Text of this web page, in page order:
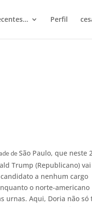
Perfil
deSão Paulo, que neste
Trump (Republicano) vai
a nenhum cargo
o norte-americano
urnas. Aqui, Doria não só